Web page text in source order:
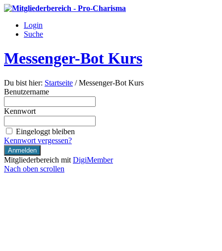
Login
Suche
Messenger-Bot Kurs
Du bist hier: Startseite / Messenger-Bot Kurs
Benutzername
Kennwort
Eingeloggt bleiben
Kennwort vergessen?
Mitgliederbereich mit DigiMember
Nach oben scrollen